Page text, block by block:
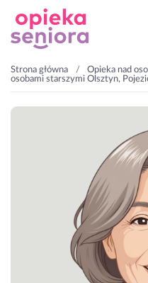
Strona główna Opieka nad
osobami starszymi Olsztyn,